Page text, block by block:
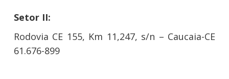
Setor II:
Rodovia CE 155, Km 11,247, s/n – Caucaia-CE
61.676-899